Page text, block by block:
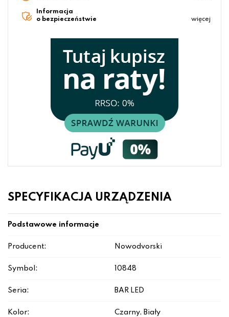
Informacja
o bezpieczeństwie
więcej
SPECYFIKACJA URZĄDZENIA
Podstawowe informacje
Producent: Nowodvorski
Symbol: 10848
Seria: BAR LED
Kolor: Czarny, Biały